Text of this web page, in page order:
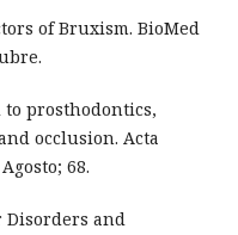
of Bruxism. BioMed
to prosthodontics,
occlusion. Acta
68.
Disorders and